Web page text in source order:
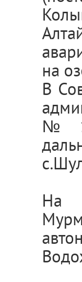
на
В
№
На